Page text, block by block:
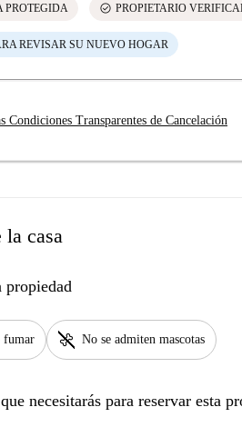
PROTEGIDA check_circle PROPIETARIO
REVISAR SU NUEVO HOGAR
Condiciones Transparentes de Cancelación
la casa
propiedad
fumar pet_supplies No se admiten mascotas
necesitarás para reservar esta